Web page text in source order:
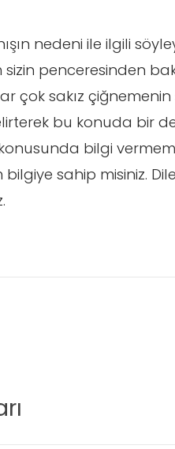
nedeni ile ilgili
penceresinden
çok sakız çiğnemenin
bu konuda bir
bilgi
sahip misiniz.